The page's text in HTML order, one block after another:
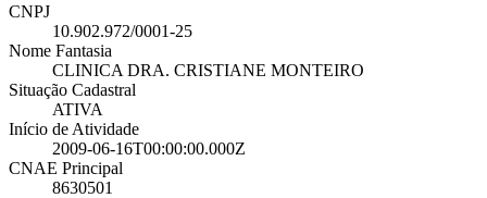
CNPJ
10.902.972/0001-25
Nome Fantasia
CLINICA DRA. CRISTIANE MONTEIRO
Situação Cadastral
ATIVA
Início de Atividade
2009-06-16T00:00:00.000Z
CNAE Principal
8630501